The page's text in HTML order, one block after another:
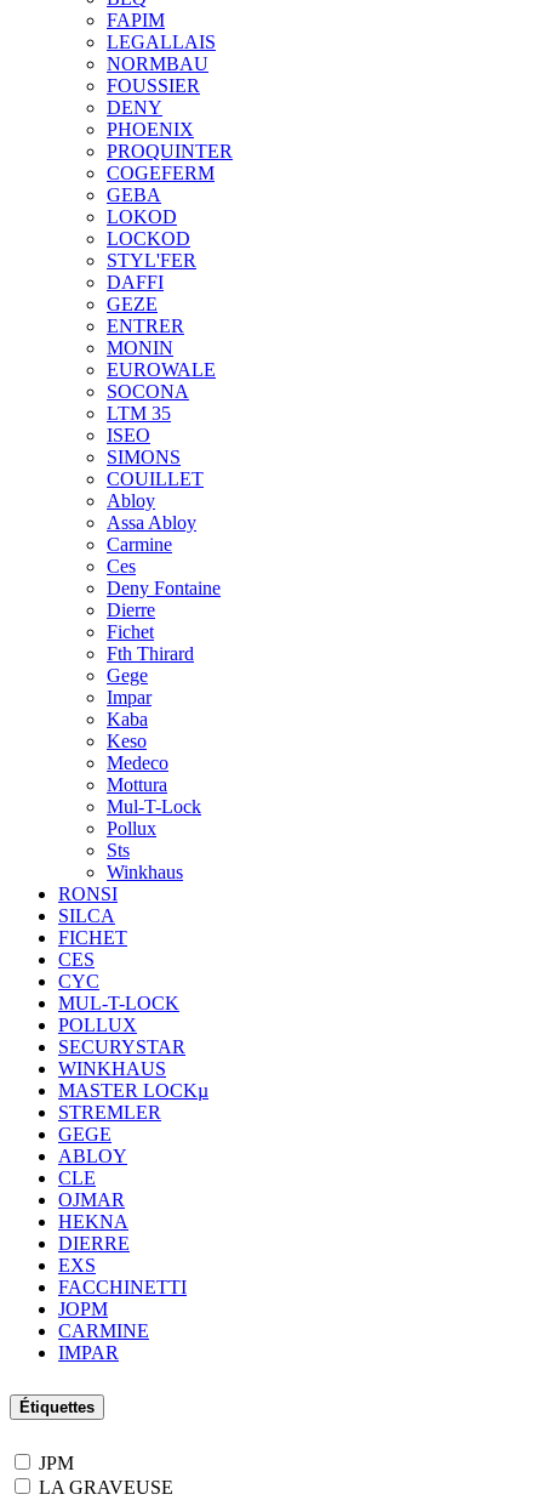
FAPIM
LEGALLAIS
NORMBAU
FOUSSIER
DENY
PHOENIX
PROQUINTER
COGEFERM
GEBA
LOKOD
LOCKOD
STYL'FER
DAFFI
GEZE
ENTRER
MONIN
EUROWALE
SOCONA
LTM 35
ISEO
SIMONS
COUILLET
Abloy
Assa Abloy
Carmine
Ces
Deny Fontaine
Dierre
Fichet
Fth Thirard
Gege
Impar
Kaba
Keso
Medeco
Mottura
Mul-T-Lock
Pollux
Sts
Winkhaus
RONSI
SILCA
FICHET
CES
CYC
MUL-T-LOCK
POLLUX
SECURYSTAR
WINKHAUS
MASTER LOCKµ
STREMLER
GEGE
ABLOY
CLE
OJMAR
HEKNA
DIERRE
EXS
FACCHINETTI
JOPM
CARMINE
IMPAR
Étiquettes
JPM
LA GRAVEUSE